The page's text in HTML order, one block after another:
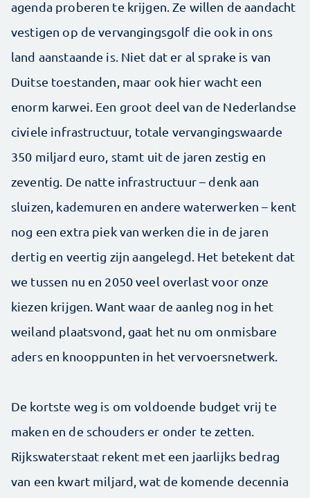
agenda proberen te krijgen. Ze willen de aandacht
vestigen op de vervangingsgolf die ook in ons
land aanstaande is. Niet dat er al sprake is van
Duitse toestanden, maar ook hier wacht een
enorm karwei. Een groot deel van de Nederlandse
civiele infrastructuur, totale vervangingswaarde
350 miljard euro, stamt uit de jaren zestig en
zeventig. De natte infrastructuur – denk aan
sluizen, kademuren en andere waterwerken – kent
nog een extra piek van werken die in de jaren
dertig en veertig zijn aangelegd. Het betekent dat
we tussen nu en 2050 veel overlast voor onze
kiezen krijgen. Want waar de aanleg nog in het
weiland plaatsvond, gaat het nu om onmisbare
aders en knooppunten in het vervoersnetwerk.
De kortste weg is om voldoende budget vrij te
maken en de schouders er onder te zetten.
Rijkswaterstaat rekent met een jaarlijks bedrag
van een kwart miljard, wat de komende decennia